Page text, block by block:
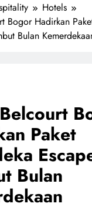
Hotels
Bogor Hadirkan
Bulan
Paket
Bulan